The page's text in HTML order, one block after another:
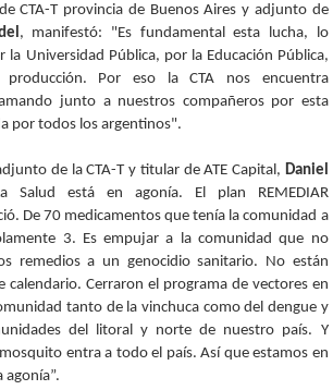
CTA-T provincia de Buenos Aires y adjunto de
, manifestó: "Es fundamental esta lucha, lo
la Universidad Pública, por la Educación Pública,
Por eso la CTA nos encuentra
junto a nuestros compañeros por esta
por todos los argentinos".
de la CTA-T y titular de ATE Capital, Daniel
Salud está en agonía. El plan REMEDIAR
De 70 medicamentos que tenía la comunidad a
3. Es empujar a la comunidad que no
remedios a un genocidio sanitario. No están
calendario. Cerraron el programa de vectores en
tanto de la vinchuca como del dengue y
del litoral y norte de nuestro país. Y
entra a todo el país. Así que estamos en